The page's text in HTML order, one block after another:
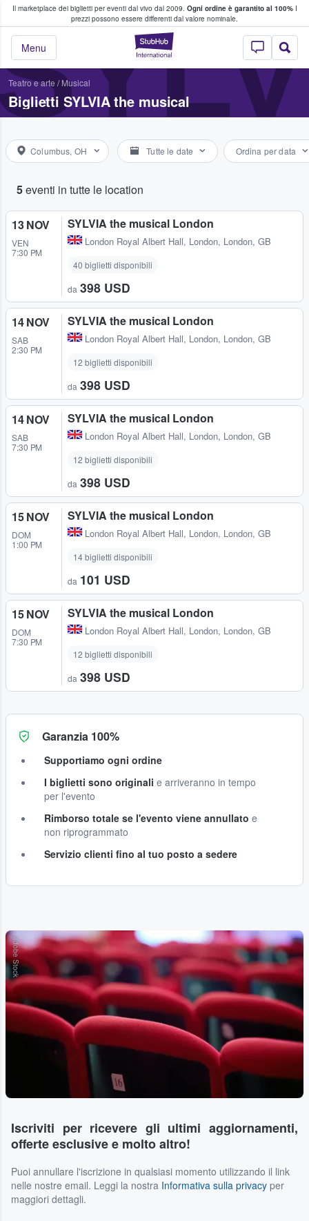
Il marketplace dei biglietti per eventi dal vivo dal 2009. Ogni ordine è garantito al 100%I
prezzi possono essere differenti dal valore nominale.
StubHub - Dove
Menu
fan comprano e vendono biglietti
Teatro e arte / Musical
Biglietti SYLVIA the musical
Columbus, OH Tutte le date Ordina per data
5eventi in tutte le location
13 NOV
VEN
7:30 PM
SYLVIA the musical London
London Royal Albert Hall, London, London, GB
40 biglietti disponibili
da 398 USD
14 NOV
SAB
2:30 PM
SYLVIA the musical London
London Royal Albert Hall, London, London, GB
12 biglietti disponibili
da 398 USD
14 NOV
SAB
7:30 PM
SYLVIA the musical London
London Royal Albert Hall, London, London, GB
12 biglietti disponibili
da 398 USD
15 NOV
DOM
1:00 PM
SYLVIA the musical London
London Royal Albert Hall, London, London, GB
14 biglietti disponibili
da 101 USD
15 NOV
DOM
7:30 PM
SYLVIA the musical London
London Royal Albert Hall, London, London, GB
12 biglietti disponibili
da 398 USD
Garanzia 100%
Supportiamo ogni ordine
I biglietti sono originali e arriveranno in tempo
per l'evento
Rimborso totale se l'evento viene annullato e
non riprogrammato
Servizio clienti fino al tuo posto a sedere
Adobe Stock
Iscriviti per ricevere gli ultimi aggiornamenti,
offerte esclusive e molto altro!
Puoi annullare l'iscrizione in qualsiasi momento utilizzando il link
nelle nostre email. Leggi la nostra Informativa sulla privacy per
maggiori dettagli.